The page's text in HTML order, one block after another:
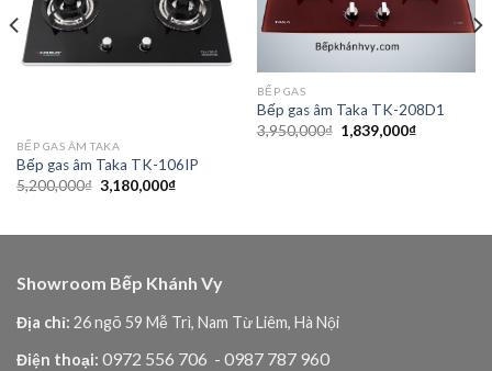
BẾP GAS ÂM TAKA
Bếp gas âm Taka TK-106IP
5,200,000₫ Giá
gốc
3,180,000₫Giá
3,180,000₫.
BẾP GAS
Bếp gas âm Taka TK-208D1
3,950,000₫ Giá
gốc
1,839,000₫Giá
Showroom Bếp Khánh Vy
Địa chỉ: 26 ngõ 59 Mễ Trì, Nam Từ Liêm, Hà Nội
Điện thoại: 0972 556 706 - 0987 787 960